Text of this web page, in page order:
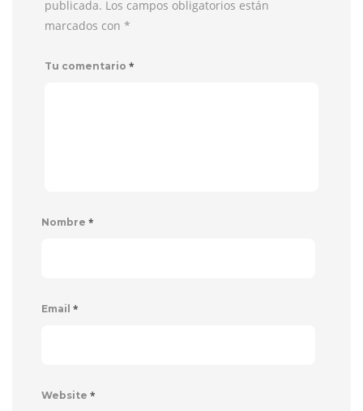
publicada. Los campos obligatorios están
marcados con *
Tu comentario *
Nombre *
Email *
Website *